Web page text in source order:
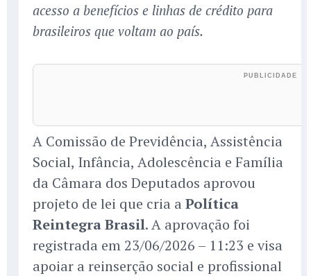
acesso a benefícios e linhas de crédito para
brasileiros que voltam ao país.
A Comissão de Previdência, Assistência
Social, Infância, Adolescência e Família
da Câmara dos Deputados aprovou
projeto de lei que cria a Política
Reintegra Brasil. A aprovação foi
registrada em 23/06/2026 – 11:23 e visa
apoiar a reinserção social e profissional